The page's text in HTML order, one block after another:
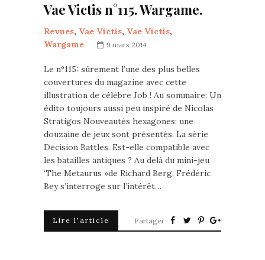
Vae Victis n°115. Wargame.
Revues, Vae Victis, Vae Victis,
Wargame
9 mars 2014
Le n°115: sûrement l’une des plus belles
couvertures du magazine avec cette
illustration de célèbre Job ! Au sommaire: Un
édito toujours aussi peu inspiré de Nicolas
Stratigos Nouveautés hexagones: une
douzaine de jeux sont présentés. La série
Decision Battles. Est-elle compatible avec
les batailles antiques ? Au delà du mini-jeu
‘The Metaurus »de Richard Berg, Frédéric
Bey s’interroge sur l’intérêt…
Lire l'article Partager